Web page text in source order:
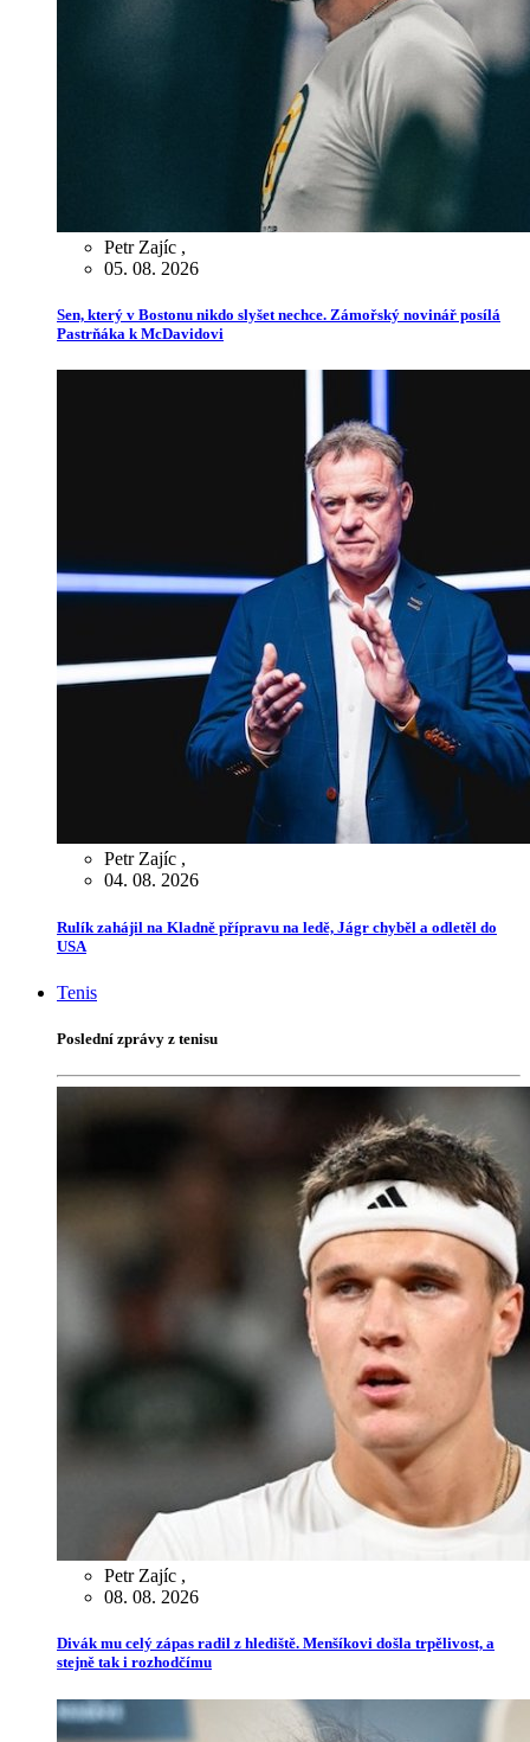
Petr Zajíc ,
05. 08. 2026
Sen, který v Bostonu nikdo slyšet nechce. Zámořský novinář posílá
Pastrňáka k McDavidovi
Petr Zajíc ,
04. 08. 2026
Rulík zahájil na Kladně přípravu na ledě, Jágr chyběl a odletěl do
USA
Tenis
Poslední zprávy z tenisu
Petr Zajíc ,
08. 08. 2026
Divák mu celý zápas radil z hlediště. Menšíkovi došla trpělivost, a
stejně tak i rozhodčímu